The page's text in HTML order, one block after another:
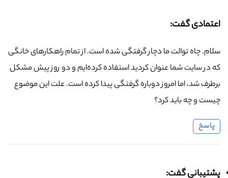
اعتمادی گفت:
سلام. چاه توالت ما دچار گرفتگی شده است. از تمام راهکارهای خانگی
که در سایت شما عنوان کردید استفاده کرده‌ایم و دو روز پیش مشکل
برطرف شد، اما امروز دوباره گرفتگی پیدا کرده است. علت این موضوع
چیست و چه باید کرد؟
پاسخ
پشتیبانی گفت: